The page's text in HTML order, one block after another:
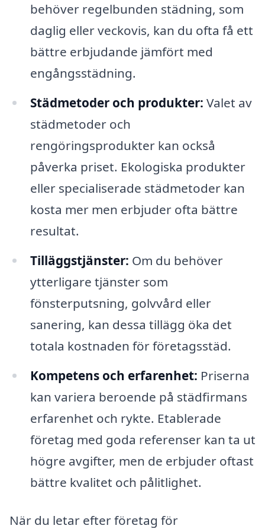
behöver regelbunden städning, som
daglig eller veckovis, kan du ofta få ett
bättre erbjudande jämfört med
engångsstädning.
Städmetoder och produkter: Valet av
städmetoder och
rengöringsprodukter kan också
påverka priset. Ekologiska produkter
eller specialiserade städmetoder kan
kosta mer men erbjuder ofta bättre
resultat.
Tilläggstjänster: Om du behöver
ytterligare tjänster som
fönsterputsning, golvvård eller
sanering, kan dessa tillägg öka det
totala kostnaden för företagsstäd.
Kompetens och erfarenhet: Priserna
kan variera beroende på städfirmans
erfarenhet och rykte. Etablerade
företag med goda referenser kan ta ut
högre avgifter, men de erbjuder oftast
bättre kvalitet och pålitlighet.
När du letar efter företag för